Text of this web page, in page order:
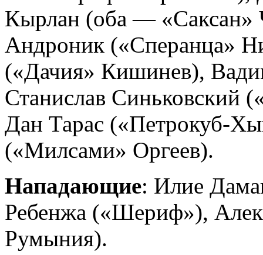
Кырлан (оба — «Саксан»
Андроник («Сперанца»
(«Дачия» Кишинев),
Станислав Синьковский
Дан Тарас («Петрокуб-
(«Милсами» Оргеев).
Нападающие: Илие
Ребенжа («Шериф»),
Румыния).